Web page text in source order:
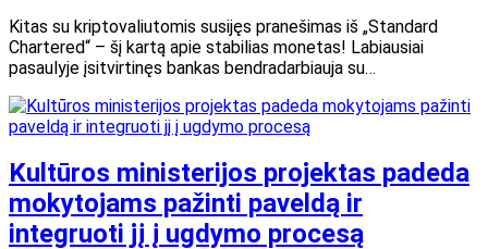
Kitas su kriptovaliutomis susijęs pranešimas iš „Standard
Chartered“ – šį kartą apie stabilias monetas! Labiausiai
pasaulyje įsitvirtinęs bankas bendradarbiauja su…
Kultūros ministerijos projektas padeda
mokytojams pažinti paveldą ir
integruoti jį į ugdymo procesą